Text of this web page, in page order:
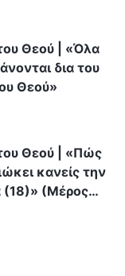
Θεού | «Όλα
δια του
Θεού»
Θεού | «Πώς
κανείς την
(18)» (Μέρος